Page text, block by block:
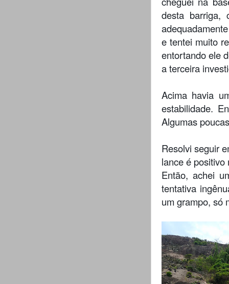
desta barriga,
e tentei muito
entortando ele
a terceira
Acima havia
estabilidade.
Algumas
Resolvi seguir
lance é
Então, achei
tentativa
um grampo, só